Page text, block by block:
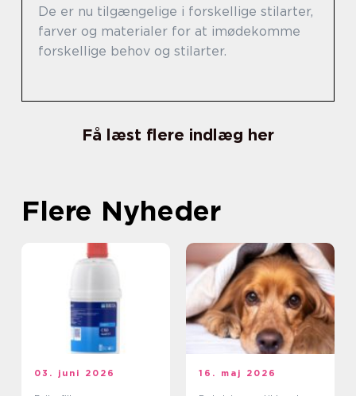
De er nu tilgængelige i forskellige stilarter,
farver og materialer for at imødekomme
forskellige behov og stilarter.
Få læst flere indlæg her
Flere Nyheder
03. juni 2026 16. maj 2026